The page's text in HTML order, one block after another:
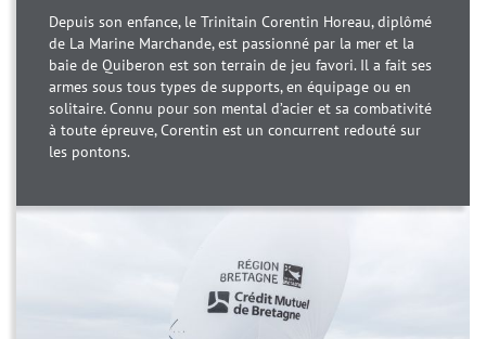
Depuis son enfance, le Trinitain Corentin Horeau, diplômé
de La Marine Marchande, est passionné par la mer et la
baie de Quiberon est son terrain de jeu favori. Il a fait ses
armes sous tous types de supports, en équipage ou en
solitaire. Connu pour son mental d’acier et sa combativité
à toute épreuve, Corentin est un concurrent redouté sur
les pontons.